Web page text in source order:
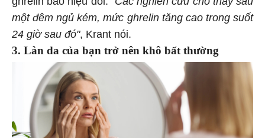
ghrelin báo hiệu đói. "Các nghiên cứu cho thấy sau
một đêm ngủ kém, mức ghrelin tăng cao trong suốt
24 giờ sau đó", Krant nói.
3. Làn da của bạn trở nên khô bất thường